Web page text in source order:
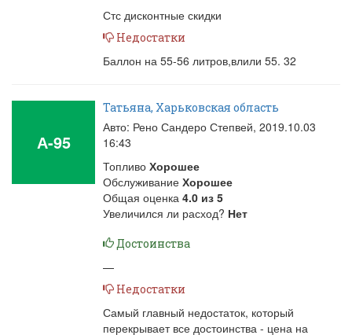
Стс дисконтные скидки
Недостатки
Баллон на 55-56 литров,влили 55. 32
А-95
Татьяна, Харьковская область
Авто: Рено Сандеро Степвей, 2019.10.03
16:43
Топливо Хорошее
Обслуживание Хорошее
Общая оценка 4.0 из 5
Увеличился ли расход? Нет
Достоинства
—
Недостатки
Самый главный недостаток, который
перекрывает все достоинства - цена на